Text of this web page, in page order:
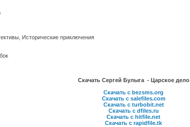
Исторические приключения
Скачать Сергей Булыга - Царское дело
Скачать с bezsms.org
Скачать с salefiles.com
Скачать с turbobit.net
Скачать с dfiles.ru
Скачать с hitfile.net
Скачать с rapidfile.tk